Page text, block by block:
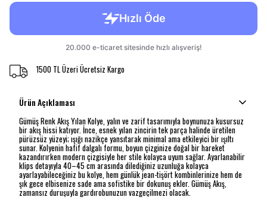
1500 TL Üzeri Ücretsiz Kargo
Ürün Açıklaması
Gümüş Renk Akış Yılan Kolye, yalın ve zarif tasarımıyla boynunuza kusursuz
bir akış hissi katıyor. İnce, esnek yılan zincirin tek parça halinde üretilen
pürüzsüz yüzeyi; ışığı nazikçe yansıtarak minimal ama etkileyici bir ışıltı
sunar. Kolyenin hafif dalgalı formu, boyun çizginize doğal bir hareket
kazandırırken modern çizgisiyle her stile kolayca uyum sağlar. Ayarlanabilir
klips detayıyla 40–45 cm arasında dilediğiniz uzunluğa kolayca
ayarlayabileceğiniz bu kolye, hem günlük jean-tişört kombinlerinize hem de
şık gece elbisenize sade ama sofistike bir dokunuş ekler. Gümüş Akış,
zamansız duruşuyla gardırobunuzun vazgeçilmezi olacak.